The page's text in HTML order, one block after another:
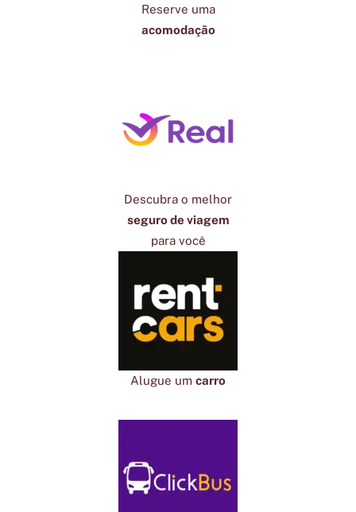
Reserve uma
acomodação
Descubra o melhor
seguro de viagem
para você
Alugue um carro